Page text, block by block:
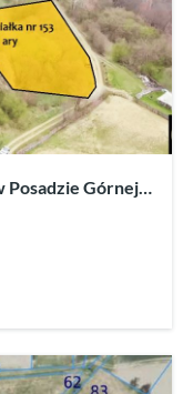
Posadzie Górnej-